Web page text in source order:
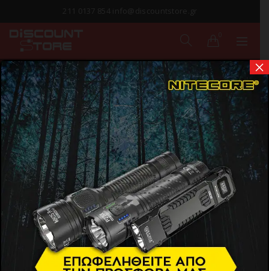
MECHANIX -
SPEEDKNIT
Αρχική σελίδα Προϊόντα
Εξοπλισμός & Gadgets
Γάντια Tactical-Mechanix Wear
Mechanix - SpeedKnit
Show Sidebar
Δεν βρέθηκε κανένα προϊόν που να ταιριάζει με
την επιλογή σας.
×